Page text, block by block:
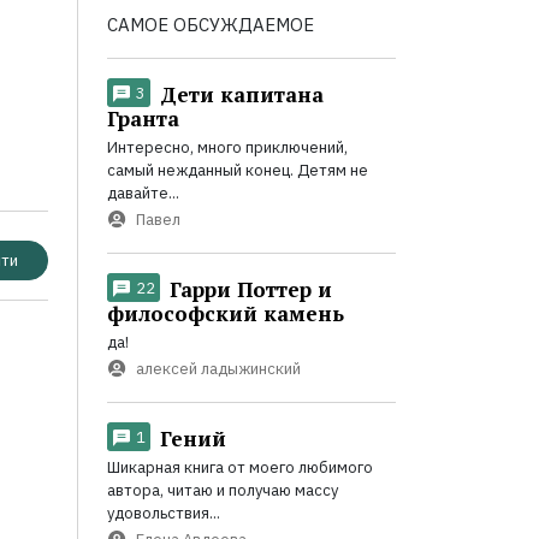
САМОЕ ОБСУЖДАЕМОЕ
3
Дети капитана
Гранта
Интересно, много приключений,
самый нежданный конец. Детям не
давайте...
Павел
22
Гарри Поттер и
философский камень
да!
алексей ладыжинский
1 Гений
Шикарная книга от моего любимого
автора, читаю и получаю массу
удовольствия...